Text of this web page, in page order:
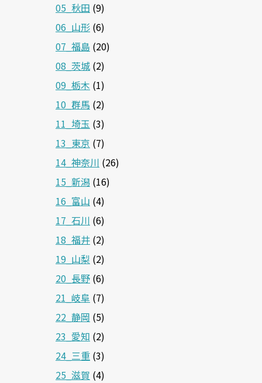
05_秋田 (9)
06_山形 (6)
07_福島 (20)
08_茨城 (2)
09_栃木 (1)
10_群馬 (2)
11_埼玉 (3)
13_東京 (7)
14_神奈川 (26)
15_新潟 (16)
16_富山 (4)
17_石川 (6)
18_福井 (2)
19_山梨 (2)
20_長野 (6)
21_岐阜 (7)
22_静岡 (5)
23_愛知 (2)
24_三重 (3)
25_滋賀 (4)